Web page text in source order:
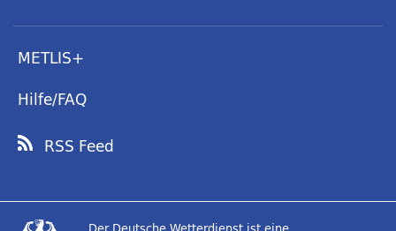
METLIS+
Hilfe/FAQ
RSS Feed